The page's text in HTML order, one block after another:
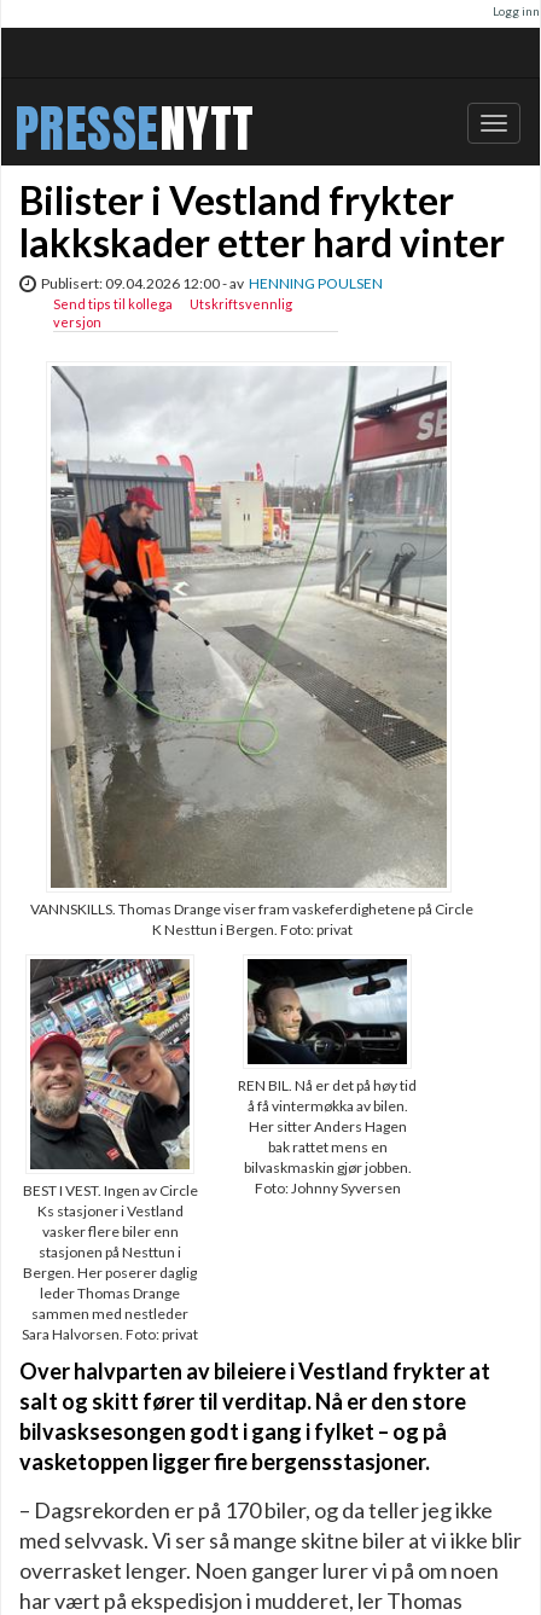
Logg inn
PRESSENYTT
Bytt
Bilister i Vestland frykter
lakkskader etter hard vinter
Publisert: 09.04.2026 12:00 - av HENNING POULSEN
Send tips til kollega
Utskriftsvennlig
versjon
VANNSKILLS. Thomas Drange viser fram vaskeferdighetene på Circle
K Nesttun i Bergen. Foto: privat
BEST I VEST. Ingen av Circle
Ks stasjoner i Vestland
vasker flere biler enn
stasjonen på Nesttun i
Bergen. Her poserer daglig
leder Thomas Drange
sammen med nestleder
Sara Halvorsen. Foto: privat
REN BIL. Nå er det på høy tid
å få vintermøkka av bilen.
Her sitter Anders Hagen
bak rattet mens en
bilvaskmaskin gjør jobben.
Foto: Johnny Syversen
Over halvparten av bileiere i Vestland frykter at
salt og skitt fører til verditap. Nå er den store
bilvasksesongen godt i gang i fylket – og på
vasketoppen ligger fire bergensstasjoner.
– Dagsrekorden er på 170 biler, og da teller jeg ikke
med selvvask. Vi ser så mange skitne biler at vi ikke blir
overrasket lenger. Noen ganger lurer vi på om noen
har vært på ekspedisjon i mudderet, ler Thomas